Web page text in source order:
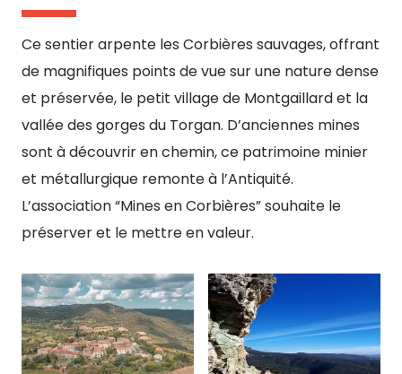
Ce sentier arpente les Corbières sauvages, offrant
de magnifiques points de vue sur une nature dense
et préservée, le petit village de Montgaillard et la
vallée des gorges du Torgan. D’anciennes mines
sont à découvrir en chemin, ce patrimoine minier
et métallurgique remonte à l’Antiquité.
L’association “Mines en Corbières” souhaite le
préserver et le mettre en valeur.